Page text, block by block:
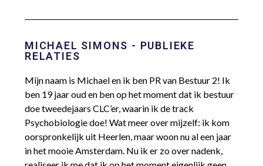
MICHAEL SIMONS - PUBLIEKE
RELATIES
Mijn naam is Michael en ik ben PR van Bestuur 2! Ik
ben 19 jaar oud en ben op het moment dat ik bestuur
doe tweedejaars CLC’er, waarin ik de track
Psychobiologie doe! Wat meer over mijzelf: ik kom
oorspronkelijk uit Heerlen, maar woon nu al een jaar
in het mooie Amsterdam. Nu ik er zo over nadenk,